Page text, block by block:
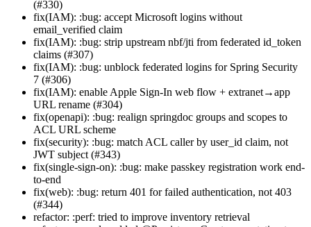
(#330)
fix(IAM): :bug: accept Microsoft logins without
email_verified claim
fix(IAM): :bug: strip upstream nbf/jti from federated id_token
claims (#307)
fix(IAM): :bug: unblock federated logins for Spring Security
7 (#306)
fix(IAM): enable Apple Sign-In web flow + extranet→app
URL rename (#304)
fix(openapi): :bug: realign springdoc groups and scopes to
ACL URL scheme
fix(security): :bug: match ACL caller by user_id claim, not
JWT subject (#343)
fix(single-sign-on): :bug: make passkey registration work end-
to-end
fix(web): :bug: return 401 for failed authentication, not 403
(#344)
refactor: :perf: tried to improve inventory retrieval